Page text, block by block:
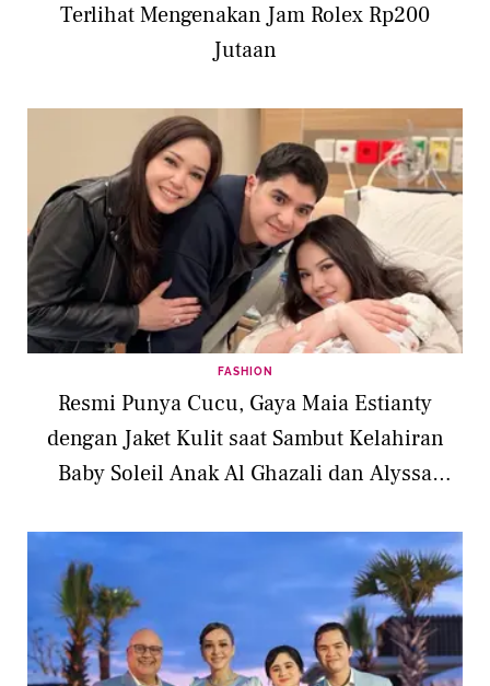
Terlihat Mengenakan Jam Rolex Rp200
Jutaan
FASHION
Resmi Punya Cucu, Gaya Maia Estianty
dengan Jaket Kulit saat Sambut Kelahiran
Baby Soleil Anak Al Ghazali dan Alyssa